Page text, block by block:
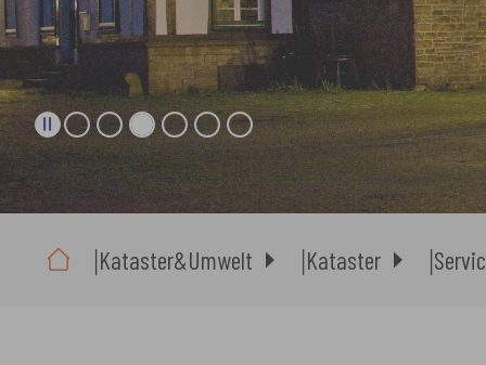
Kataster&Umwelt Kataster